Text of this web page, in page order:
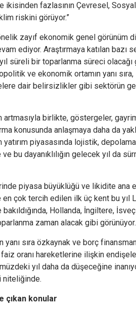
ikisinden fazlasının Çevresel,
riskini görüyor.”
zayıf ekonomik genel görünüm
ediyor. Araştırmaya katılan bazı
süreli bir toparlanma süreci olacağı
ve ekonomik ortamın yanı
dair belirsizlikler gibi sektörün
birlikte, göstergeler,
konusunda anlaşmaya daha da
yatırım piyasasında lojistik,
bu dayanıklılığın gelecek yıl da
piyasa büyüklüğü ve likidite ana
en çok tercih edilen ilk üç kent bu yıl
Hollanda, İngiltere,
zaman alacak gibi görünüyor.
sıra özkaynak ve borç
oranı hareketlerine ilişkin
yıl daha da düşeceğine
niteliğinde.
çıkan konular